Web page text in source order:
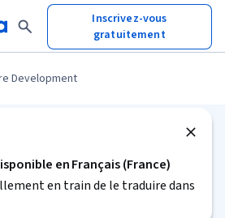
Inscrivez-vous
gratuitement
Development
en Français (France)
en train de le traduire dans